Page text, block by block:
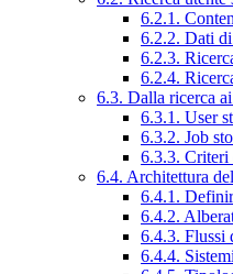
6.2.1.
6.2.2. Dati
6.2.3.
6.2.4.
6.3. Dalla ricerca
6.3.1. User
6.3.2. Job
6.3.3. Criteri
6.4. Architettura
6.4.1.
6.4.2.
6.4.3. Flussi
6.4.4.